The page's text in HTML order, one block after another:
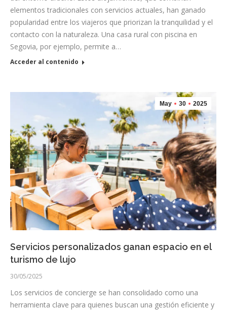
elementos tradicionales con servicios actuales, han ganado
popularidad entre los viajeros que priorizan la tranquilidad y el
contacto con la naturaleza. Una casa rural con piscina en
Segovia, por ejemplo, permite a…
Acceder al contenido
May 30 2025
Servicios personalizados ganan espacio en el
turismo de lujo
30/05/2025
Los servicios de concierge se han consolidado como una
herramienta clave para quienes buscan una gestión eficiente y